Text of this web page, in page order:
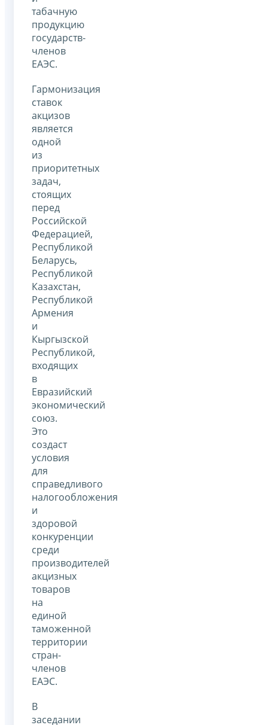
табачную
продукцию
государств-
членов
ЕАЭС.
Гармонизация
ставок
акцизов
является
одной
из
приоритетных
задач,
стоящих
перед
Российской
Федерацией,
Республикой
Беларусь,
Республикой
Казахстан,
Республикой
Армения
и
Кыргызской
Республикой,
входящих
в
Евразийский
экономический
союз.
Это
создаст
условия
для
справедливого
налогообложения
и
здоровой
конкуренции
среди
производителей
акцизных
товаров
на
единой
таможенной
территории
стран-
членов
ЕАЭС.
В
заседании